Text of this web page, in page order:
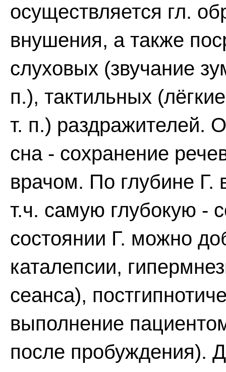
осуществляется гл.
внушения, а также
слуховых (звучание
п.), тактильных
т. п.) раздражителей.
сна - сохранение
врачом. По глубине Г.
т.ч. самую глубокую -
состоянии Г. можно
каталепсии,
сеанса),
выполнение
после пробуждения).